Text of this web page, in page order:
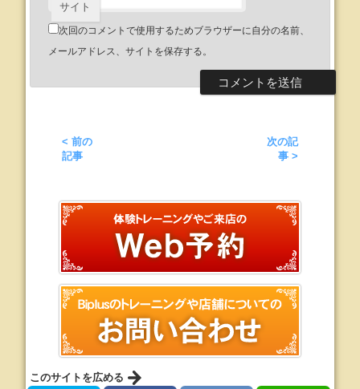
サイト
次回のコメントで使用するためブラウザーに自分の名前、
メールアドレス、サイトを保存する。
< 前の
記事
次の記
事 >
このサイトを広める